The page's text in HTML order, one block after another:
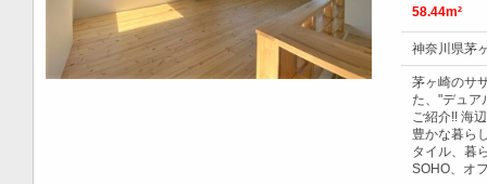
58.44m²
神奈川県茅
茅ヶ崎のサ
た、"デュア
ご紹介!! 海
豊かな暮ら
タイル、暮
SOHO、オ